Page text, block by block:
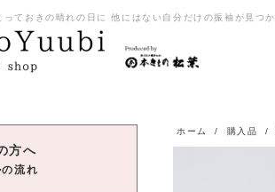
っておきの晴れの日に 他にはない自分だけの振袖が見
方へ
流れ
ホーム / 購入品 /